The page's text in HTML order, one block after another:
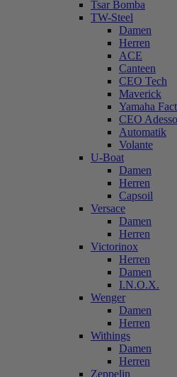
Tsar Bomba
TW-Steel
Damen
Herren
ACE
Canteen
CEO Tech
Maverick
Yamaha
CEO Adesso
Automatik
Volante
U-Boat
Damen
Herren
Capsoil
Versace
Damen
Herren
Victorinox
Herren
Damen
I.N.O.X.
Wenger
Damen
Herren
Withings
Damen
Herren
Zeppelin